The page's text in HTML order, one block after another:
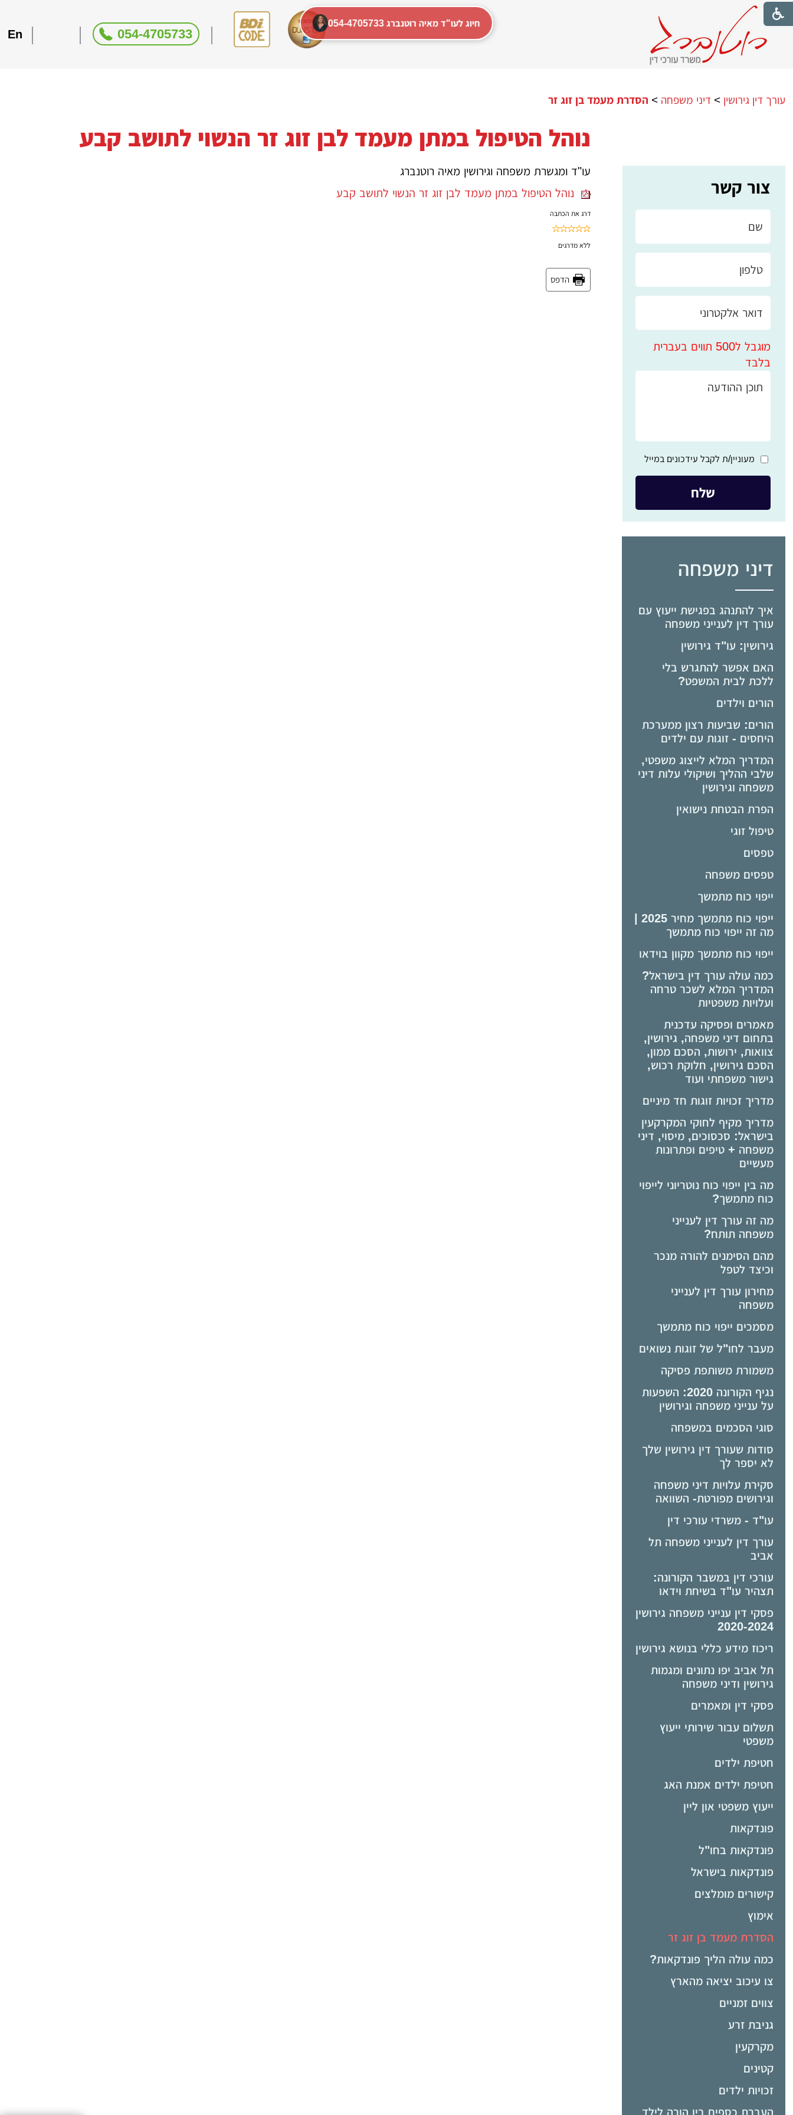
054-4705733
En
צור קשר
מוגבל ל500 תווים בעברית
בלבד
מעוניין/ת לקבל עידכונים במייל
דיני משפחה
איך להתנהג בפגישת ייעוץ עם
עורך דין לענייני משפחה
גירושין: עו"ד גירושין
האם אפשר להתגרש בלי
ללכת לבית המשפט?
הורים וילדים
הורים: שביעות רצון ממערכת
היחסים - זוגות עם ילדים
המדריך המלא לייצוג משפטי,
שלבי ההליך ושיקולי עלות דיני
משפחה וגירושין
הפרת הבטחת נישואין
טיפול זוגי
טפסים
טפסים משפחה
ייפוי כוח מתמשך
מה זה ייפוי כוח מתמשך
ייפוי כוח מתמשך מקוון בוידאו
כמה עולה עורך דין בישראל?
המדריך המלא לשכר טרחה
ועלויות משפטיות
מאמרים ופסיקה עדכנית
בתחום דיני משפחה, גירושין,
צוואות, ירושות, הסכם ממון,
הסכם גירושין, חלוקת רכוש,
גישור משפחתי ועוד
מדריך זכויות זוגות חד מיניים
מדריך מקיף לחוקי המקרקעין
בישראל: סכסוכים, מיסוי, דיני
משפחה + טיפים ופתרונות
מעשיים
מה בין ייפוי כוח נוטריוני לייפוי
כוח מתמשך?
מה זה עורך דין לענייני
משפחה תותח?
מהם הסימנים להורה מנכר
וכיצד לטפל
מחירון עורך דין לענייני
משפחה
מסמכים ייפוי כוח מתמשך
מעבר לחו"ל של זוגות נשואים
משמורת משותפת פסיקה
נגיף הקורונה 2020: השפעות
על ענייני משפחה וגירושין
סוגי הסכמים במשפחה
סודות שעורך דין גירושין שלך
לא יספר לך
סקירת עלויות דיני משפחה
וגירושים מפורטת- השוואה
עו"ד - משרדי עורכי דין
עורך דין לענייני משפחה תל
אביב
עורכי דין במשבר הקורונה:
תצהיר עו"ד בשיחת וידאו
פסקי דין ענייני משפחה גירושין
2020-2024
ריכוז מידע כללי בנושא גירושין
תל אביב יפו נתונים ומגמות
גירושין ודיני משפחה
פסקי דין ומאמרים
תשלום עבור שירותי ייעוץ
משפטי
חטיפת ילדים
חטיפת ילדים אמנת האג
ייעוץ משפטי און ליין
פונדקאות
פונדקאות בחו"ל
פונדקאות בישראל
קישורים מומלצים
אימוץ
הסדרת מעמד בן זוג זר
כמה עולה הליך פונדקאות?
צו עיכוב יציאה מהארץ
צווים זמניים
גניבת זרע
מקרקעין
קטינים
זכויות ילדים
העברת כספים בין הורה לילד
עורך דין גירושין > דיני משפחה > הסדרת מעמד בן זוג זר
נוהל הטיפול במתן מעמד לבן זוג זר הנשוי לתושב קבע
עו"ד ומגשרת משפחה וגירושין מאיה רוטנברג
נוהל הטיפול במתן מעמד לבן זוג זר הנשוי לתושב קבע
דרג את הכתבה
ללאמדרגים
הדפס
054-4705733 חיוג לעו"ד מאיה רוטנברג